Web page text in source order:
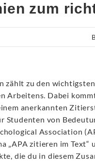
zum
zählt zu den
Arbeitens. Dabei
anerkannten
Studenten von
Association
„APA zitieren im
die du in diesem